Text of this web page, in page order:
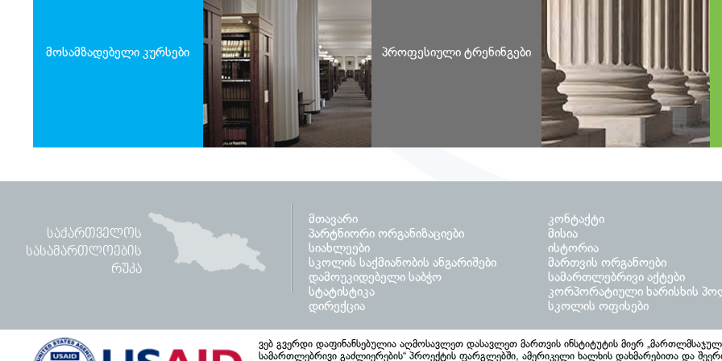
მოსამზადებელი კურსები პროფესიული ტრენინგები
ᲡᲐᲥᲐᲠᲗᲕᲔᲚᲝᲡ
ᲡᲐᲡᲐᲛᲐᲠᲗᲚᲝᲔᲑᲘᲡ
ᲠᲣᲙᲐ
მთავარი
პარტნიორი ორგანიზაციები
სიახლეები
სკოლის საქმიანობის ანგარიშები
დამოუკიდებელი საბჭო
სტატისტიკა
დირექცია
კონტაქტი
მისია
ისტორია
მართვის ორგანოები
სამართლებრივი აქტები
კორპორატიული ხარისხის
სკოლის ოფისები
ვებ გვერდი დაფინანსებულია აღმოსავლეთ დასავლეთ მართვის ინსტიტუტის მიერ
სამართლებრივი გაძლიერების“ პროექტის ფარგლებში, ამერიკელი ხალხის დახმარებითა და